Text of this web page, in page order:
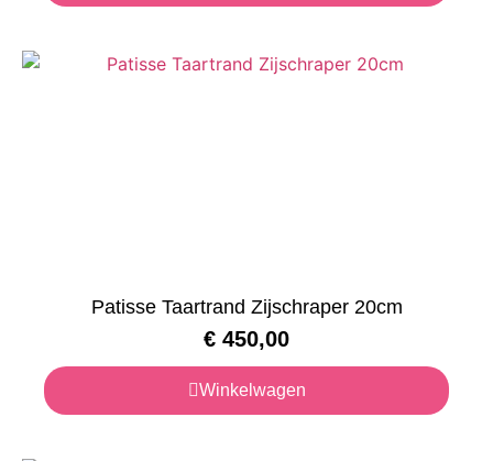
Patisse Taartrand Zijschraper 20cm
€ 450,00
Winkelwagen